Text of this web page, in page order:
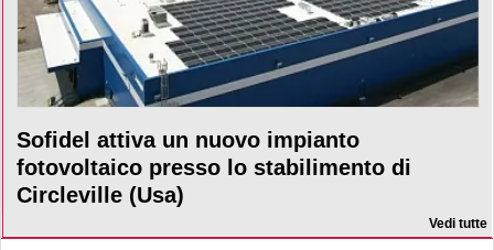
Sofidel attiva un nuovo impianto
fotovoltaico presso lo stabilimento di
Circleville (Usa)
Vedi tutte